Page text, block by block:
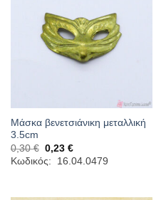
Μάσκα βενετσιάνικη μεταλλική
3.5cm
0,30€ Original
price
was:
0,23 €Η
τρέχουσα
τιμή
Κωδικός: 16.04.0479